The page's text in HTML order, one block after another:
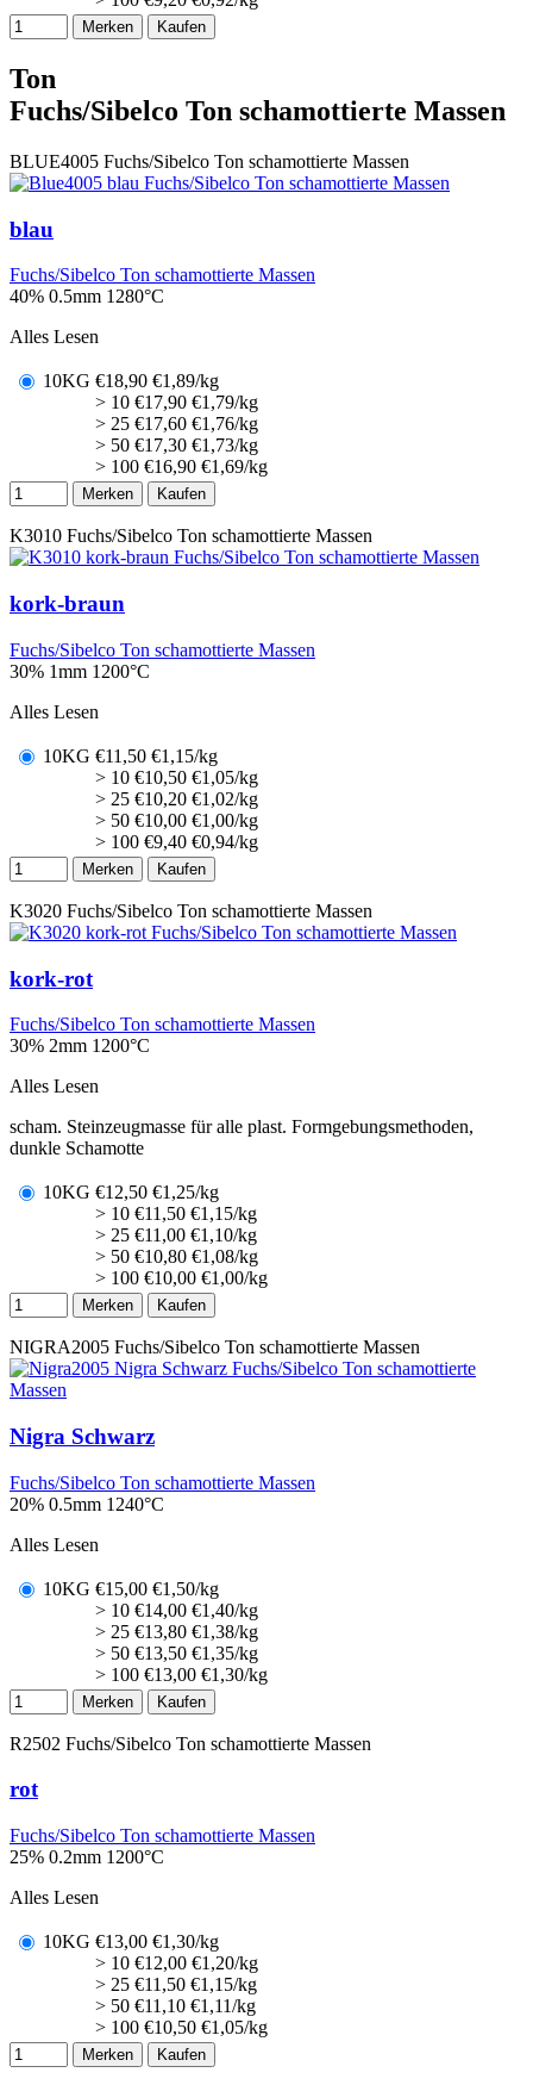
Merken Kaufen
Ton
Fuchs/Sibelco Ton schamottierte Massen
BLUE4005 Fuchs/Sibelco Ton schamottierte Massen
blau
Fuchs/Sibelco Ton schamottierte Massen
40% 0.5mm 1280°C
Alles Lesen
10KG €18,90 €1,89/kg
> 10 €17,90 €1,79/kg
> 25 €17,60 €1,76/kg
> 50 €17,30 €1,73/kg
> 100 €16,90 €1,69/kg
Merken Kaufen
K3010 Fuchs/Sibelco Ton schamottierte Massen
kork-braun
Fuchs/Sibelco Ton schamottierte Massen
30% 1mm 1200°C
Alles Lesen
10KG €11,50 €1,15/kg
> 10 €10,50 €1,05/kg
> 25 €10,20 €1,02/kg
> 50 €10,00 €1,00/kg
> 100 €9,40 €0,94/kg
Merken Kaufen
K3020 Fuchs/Sibelco Ton schamottierte Massen
kork-rot
Fuchs/Sibelco Ton schamottierte Massen
30% 2mm 1200°C
Alles Lesen
scham. Steinzeugmasse für alle plast. Formgebungsmethoden,
dunkle Schamotte
10KG €12,50 €1,25/kg
> 10 €11,50 €1,15/kg
> 25 €11,00 €1,10/kg
> 50 €10,80 €1,08/kg
> 100 €10,00 €1,00/kg
Merken Kaufen
NIGRA2005 Fuchs/Sibelco Ton schamottierte Massen
Nigra Schwarz
Fuchs/Sibelco Ton schamottierte Massen
20% 0.5mm 1240°C
Alles Lesen
10KG €15,00 €1,50/kg
> 10 €14,00 €1,40/kg
> 25 €13,80 €1,38/kg
> 50 €13,50 €1,35/kg
> 100 €13,00 €1,30/kg
Merken Kaufen
R2502 Fuchs/Sibelco Ton schamottierte Massen
rot
Fuchs/Sibelco Ton schamottierte Massen
25% 0.2mm 1200°C
Alles Lesen
10KG €13,00 €1,30/kg
> 10 €12,00 €1,20/kg
> 25 €11,50 €1,15/kg
> 50 €11,10 €1,11/kg
> 100 €10,50 €1,05/kg
Merken Kaufen